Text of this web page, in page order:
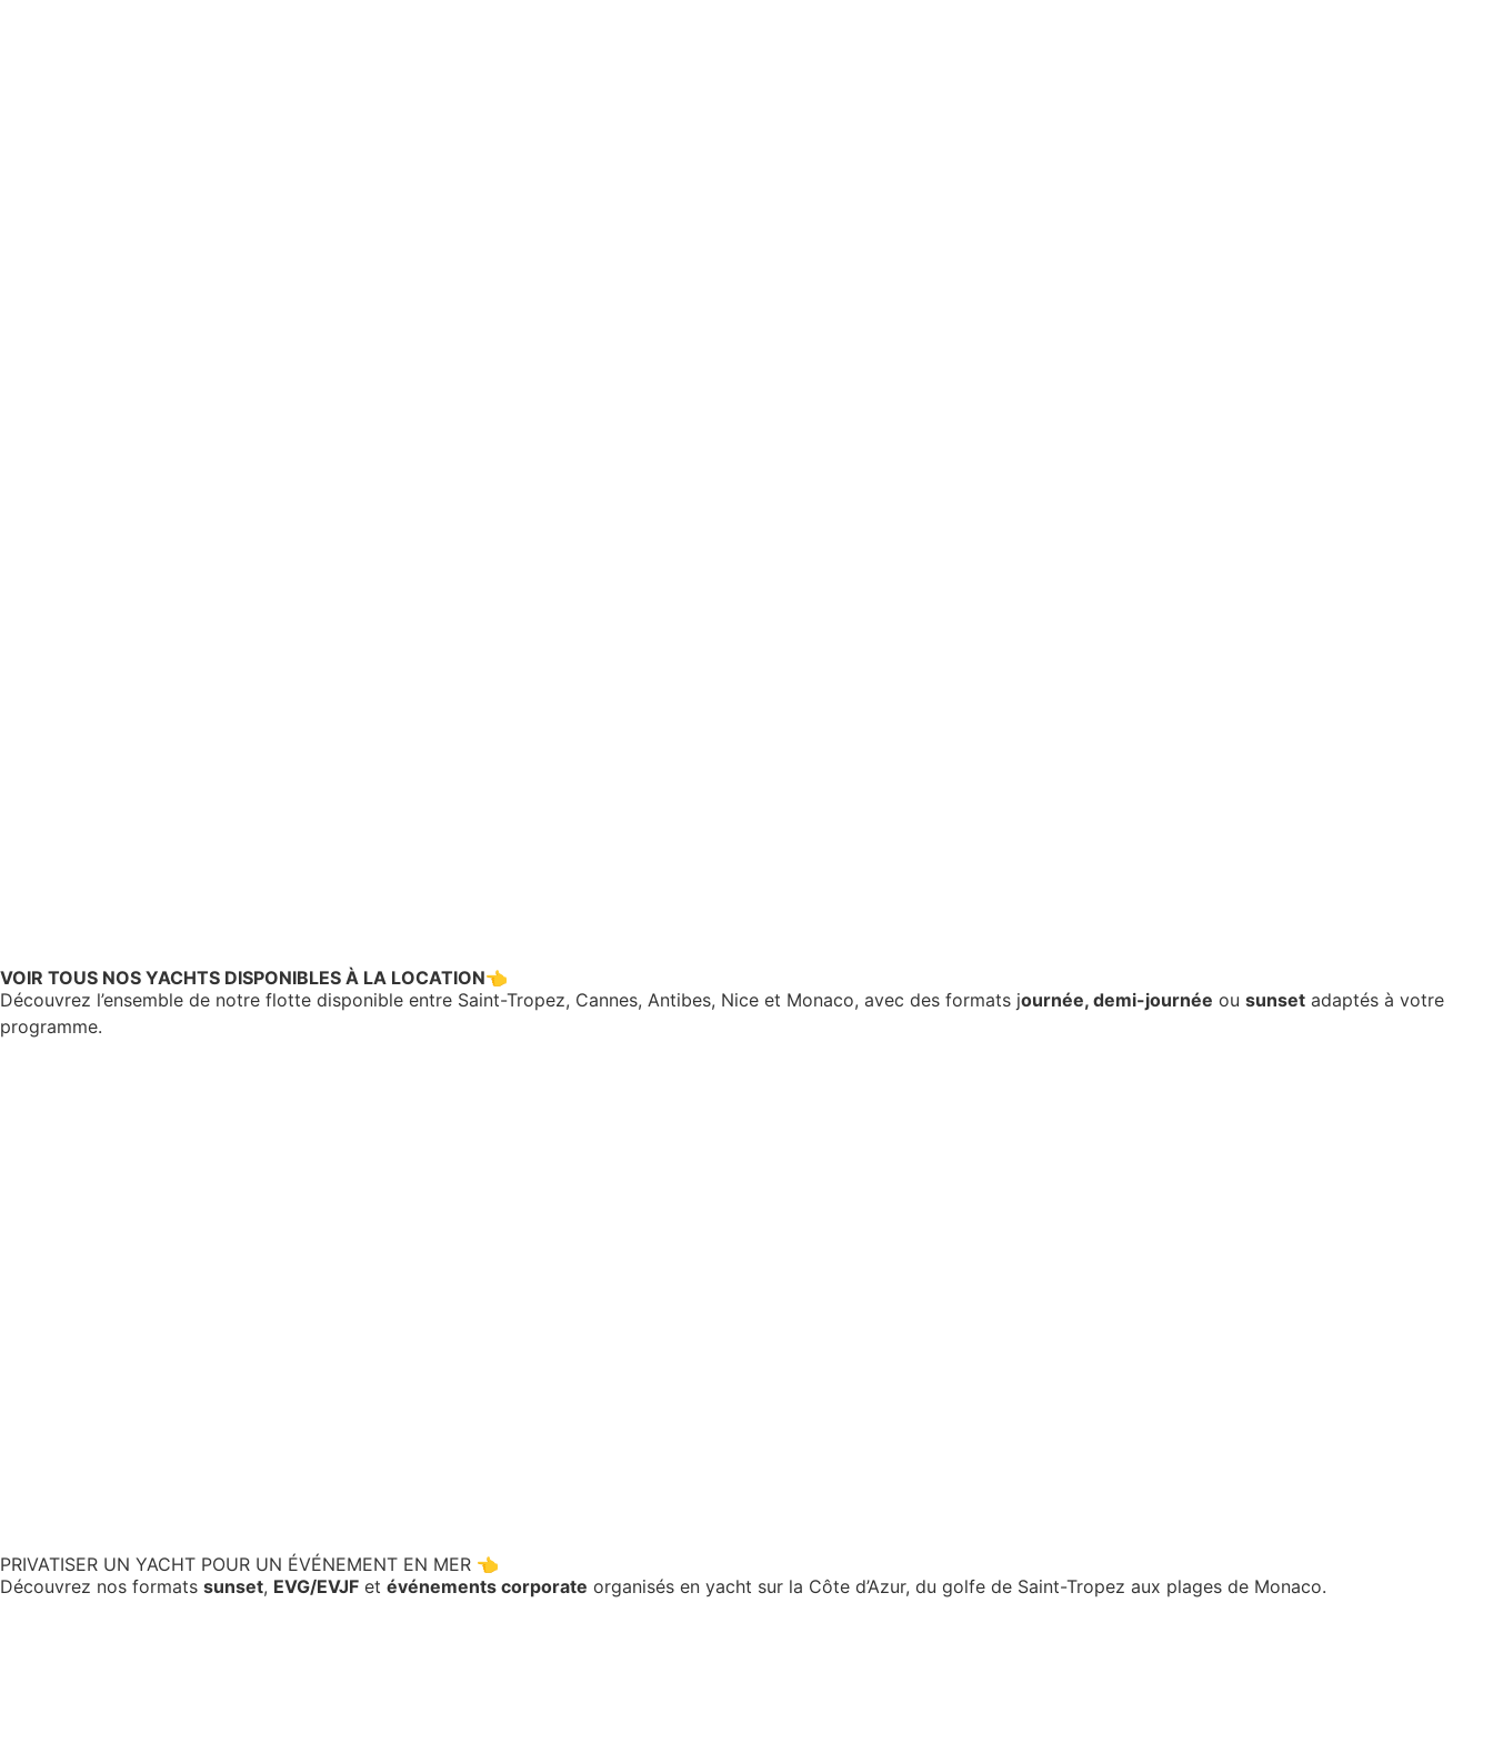
VOIR TOUS NOS YACHTS DISPONIBLES À LA LOCATION👈
Découvrez l’ensemble de notre flotte disponible entre Saint-Tropez, Cannes, Antibes, Nice et Monaco, avec des formats journée, demi-journée ou sunset adaptés à votre
programme.
PRIVATISER UN YACHT POUR UN ÉVÉNEMENT EN MER 👈
Découvrez nos formats sunset, EVG/EVJF et événements corporate organisés en yacht sur la Côte d’Azur, du golfe de Saint-Tropez aux plages de Monaco.